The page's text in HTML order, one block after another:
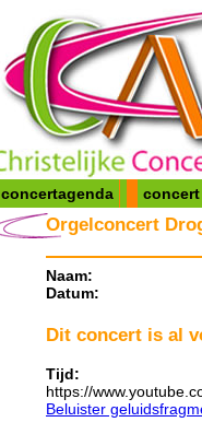
concertagenda concert
Orgelconcert
Naam:
Datum:
Dit concert is al
Tijd:
https://
Beluister